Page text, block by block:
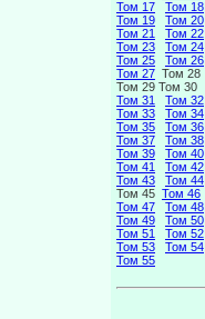
Том 17
Том 18
Том 19
Том 20
Том 21
Том 22
Том 23
Том 24
Том 25
Том 26
Том 27 Том 28
Том 29 Том 30
Том 31
Том 32
Том 33
Том 34
Том 35
Том 36
Том 37
Том 38
Том 39
Том 40
Том 41
Том 42
Том 43
Том 44
Том 45 Том 46
Том 47
Том 48
Том 49
Том 50
Том 51
Том 52
Том 53
Том 54
Том 55